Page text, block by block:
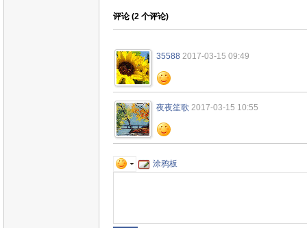
评论 (2 个评论)
35588 2017-03-15 09:49
夜夜笙歌 2017-03-15 10:55
涂鸦板